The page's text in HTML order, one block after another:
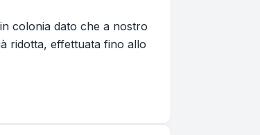
colonia dato che a nostro
ridotta, effettuata fino allo